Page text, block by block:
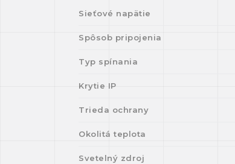
Sieťové napätie
Spôsob pripojenia
Typ spínania
Krytie IP
Trieda ochrany
Okolitá teplota
Svetelný zdroj